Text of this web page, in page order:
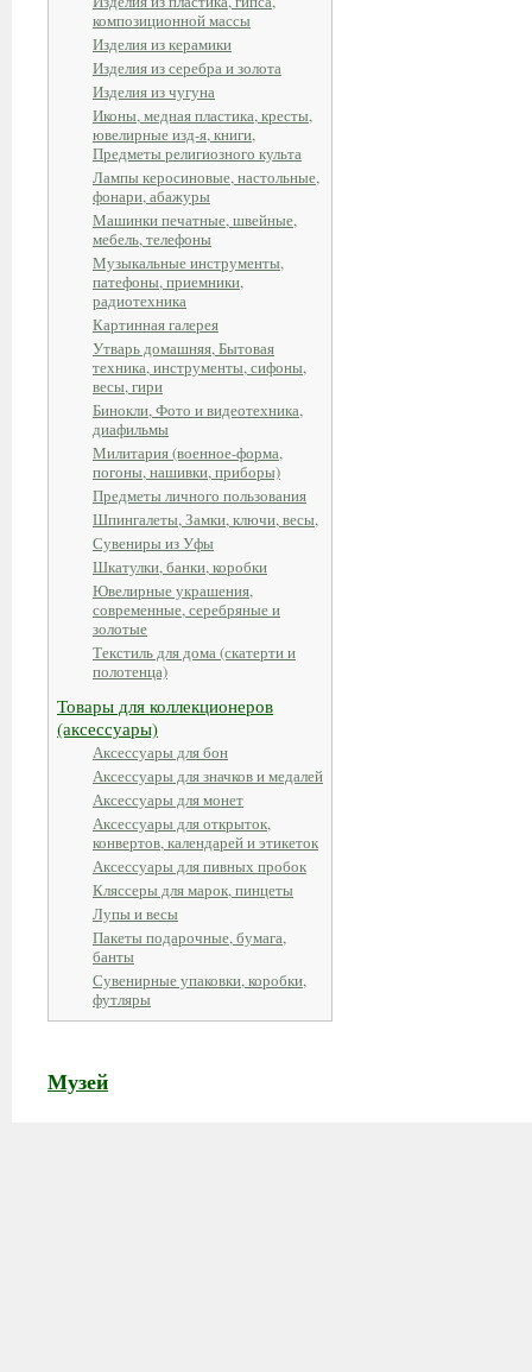
композиционной массы
Изделия из керамики
Изделия из серебра и золота
Изделия из чугуна
Иконы, медная пластика, кресты,
ювелирные изд-я, книги,
Предметы религиозного культа
Лампы керосиновые, настольные,
фонари, абажуры
Машинки печатные, швейные,
мебель, телефоны
Музыкальные инструменты,
патефоны, приемники,
радиотехника
Картинная галерея
Утварь домашняя, Бытовая
техника, инструменты, сифоны,
весы, гири
Бинокли, Фото и видеотехника,
диафильмы
Милитария (военное-форма,
погоны, нашивки, приборы)
Предметы личного пользования
Шпингалеты, Замки, ключи, весы,
Сувениры из Уфы
Шкатулки, банки, коробки
Ювелирные украшения,
современные, серебряные и
золотые
Текстиль для дома (скатерти и
полотенца)
Товары для коллекционеров
(аксессуары)
Аксессуары для бон
Аксессуары для значков и медалей
Аксессуары для монет
Аксессуары для открыток,
конвертов, календарей и этикеток
Аксессуары для пивных пробок
Кляссеры для марок, пинцеты
Лупы и весы
Пакеты подарочные, бумага,
банты
Сувенирные упаковки, коробки,
футляры
Музей